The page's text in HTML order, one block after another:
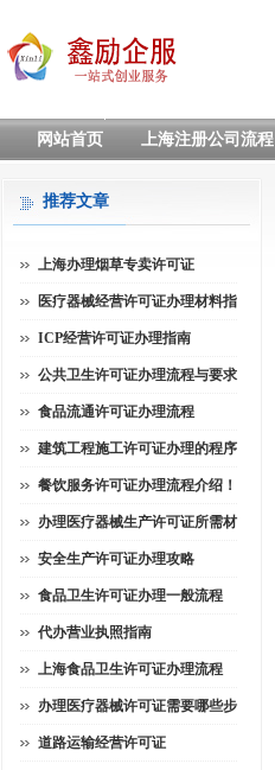
网站首页 上海注册公司流程
推荐文章
上海办理烟草专卖许可证
医疗器械经营许可证办理材料指
ICP经营许可证办理指南
公共卫生许可证办理流程与要求
食品流通许可证办理流程
建筑工程施工许可证办理的程序
餐饮服务许可证办理流程介绍！
办理医疗器械生产许可证所需材
安全生产许可证办理攻略
食品卫生许可证办理一般流程
代办营业执照指南
上海食品卫生许可证办理流程
办理医疗器械许可证需要哪些步
道路运输经营许可证